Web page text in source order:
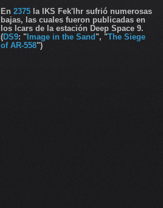
En 2375 la IKS Fek'lhr sufrió numerosas
bajas, las cuales fueron publicadas en
los lcars de la estación Deep Space 9.
(DS9: " Image in the Sand ", "The Siege
of AR-558")